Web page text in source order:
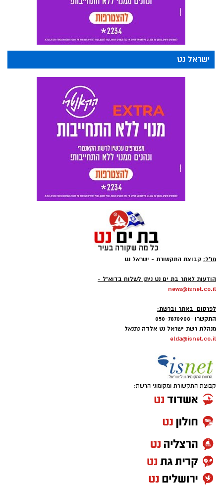
ישראל נט
מו"ל: קבוצת התקשורת - ישראל נט
הודעות לאתר בת ים נט ניתן לשלוח בדוא"ל -
news@isnet.co.il
לפרסום באתר וברשת:
התקשרו -050-7870908
מנהלת רשת ישראל נט אלדה נתנאל
elda@isnet.co.il
קבוצת התקשורת ומקומוני הרשת: